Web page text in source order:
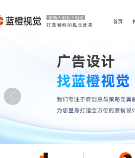
创新 + 创意 + 创造
打造独特的视觉效果
首页